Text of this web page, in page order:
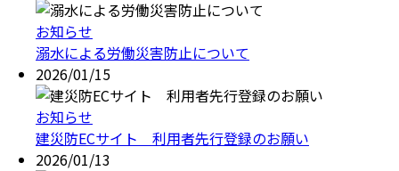
お知らせ
溺水による労働災害防止について
2026/01/15
お知らせ
建災防ECサイト 利用者先行登録のお願い
2026/01/13